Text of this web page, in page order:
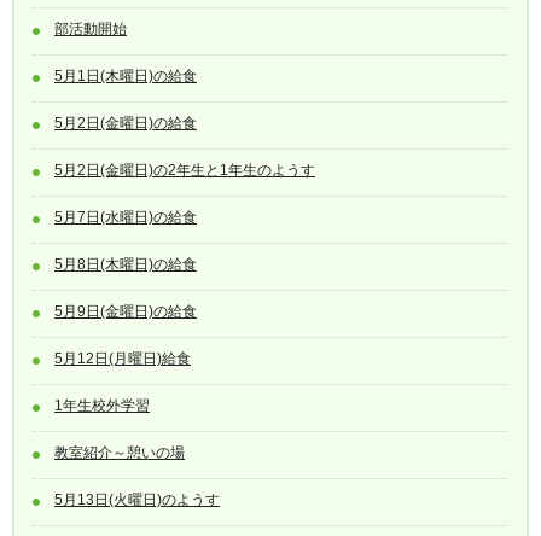
部活動開始
5月1日(木曜日)の給食
5月2日(金曜日)の給食
5月2日(金曜日)の2年生と1年生のようす
5月7日(水曜日)の給食
5月8日(木曜日)の給食
5月9日(金曜日)の給食
5月12日(月曜日)給食
1年生校外学習
教室紹介～憩いの場
5月13日(火曜日)のようす